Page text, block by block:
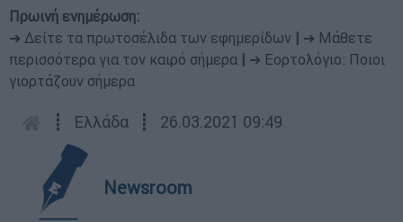
Πρωινή ενημέρωση:
➔ Δείτε τα πρωτοσέλιδα των εφημερίδων
➔ Μάθετε
περισσότερα για τον καιρό σήμερα
➔ Εορτολόγιο: Ποιοι
γιορτάζουν σήμερα
┋ Ελλάδα ┋ 26.03.2021 09:49
Newsroom